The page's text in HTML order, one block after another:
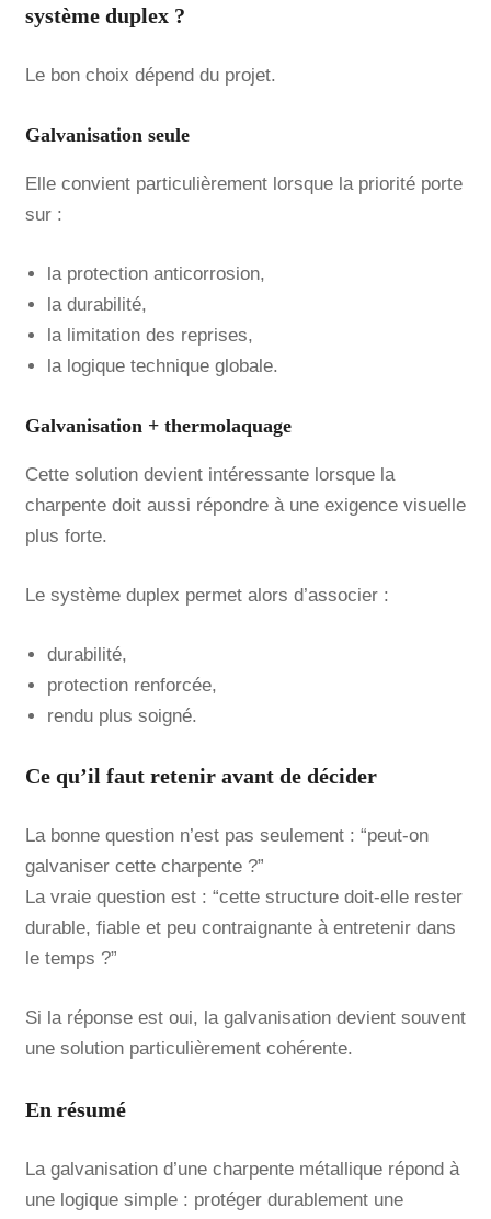
système duplex ?
Le bon choix dépend du projet.
Galvanisation seule
Elle convient particulièrement lorsque la priorité porte
sur :
la protection anticorrosion,
la durabilité,
la limitation des reprises,
la logique technique globale.
Galvanisation + thermolaquage
Cette solution devient intéressante lorsque la
charpente doit aussi répondre à une exigence visuelle
plus forte.
Le système duplex permet alors d’associer :
durabilité,
protection renforcée,
rendu plus soigné.
Ce qu’il faut retenir avant de décider
La bonne question n’est pas seulement : “peut-on
galvaniser cette charpente ?”
La vraie question est : “cette structure doit-elle rester
durable, fiable et peu contraignante à entretenir dans
le temps ?”
Si la réponse est oui, la galvanisation devient souvent
une solution particulièrement cohérente.
En résumé
La galvanisation d’une charpente métallique répond à
une logique simple : protéger durablement une